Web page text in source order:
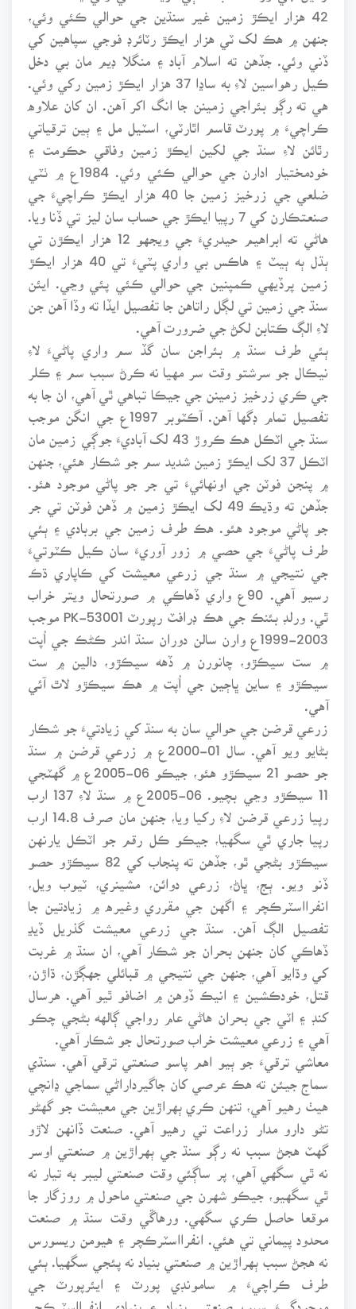
42 هزار ايڪڙ زمين غير سنڌين جي حوالي ڪئي وئي،
جنهن ۾ هڪ لک ٽي هزار ايڪڙ رٽائرڊ فوجي سپاهين کي
ڏني وئي. جڏهن ته اسلام آباد ۽ منگلا ڊيم مان بي دخل
ڪيل رهواسين لاءِ به ساڍا 37 هزار ايڪڙ زمين رکي وئي.
هي ته رڳو بئراجي زمينن جا انگ اکر آهن. ان کان علاوه
ڪراچيءَ ۾ پورٽ قاسم اٿارٽي، اسٽيل مل ۽ ٻين ترقياتي
رٿائن لاءِ سنڌ جي لکين ايڪڙ زمين وفاقي حڪومت ۽
ضلعي جي زرخيز زمين جا 40 هزار ايڪڙ ڪراچيءَ جي
صنعتڪارن کي 7 رپيا ايڪڙ جي حساب سان ليز تي ڏنا ويا.
هاڻي ته ابراهيم حيدريءَ جي ويجهو 12 هزار ايڪڙن تي
ٻڌل ٻه ٻيٽ ۽ هاڪس بي واري پٽيءَ تي 40 هزار ايڪڙ
زمين پرڏيهي ڪمپنين جي حوالي ڪئي پئي وڃي. ايئن
سنڌ جي زمين تي لڳل راتاهن جا تفصيل ايڏا ته وڏا آهن جن
لاءِ الڳ ڪتابن لکڻ جي ضرورت آهي.
ٻئي طرف سنڌ ۾ بئراجن سان گڏ سم واري پاڻيءَ لاءِ
نيڪال جو سرشتو وقت سر مهيا نه ڪرڻ سبب سم ۽ ڪلر
جي ڪري زرخيز زمينن جي جيڪا تباهي ٿي آهي، ان جا به
تفصيل تمام ڊگها آهن. آڪٽوبر 1997ع جي انگن موجب
سنڌ جي اٽڪل هڪ ڪروڙ 43 لک آباديءَ جوڳي زمين مان
اٽڪل 37 لک ايڪڙ زمين شديد سم جو شڪار هئي، جنهن
۾ پنجن فوٽن جي اونهائيءَ تي جر جو پاڻي موجود هئو.
جڏهن ته وڌيڪ 49 لک ايڪڙ زمين ۾ ڏهن فوٽن تي جر
جو پاڻي موجود هئو. هڪ طرف زمين جي بربادي ۽ ٻئي
طرف پاڻيءَ جي حصي ۾ زور آوريءَ سان ڪيل ڪٽوتيءَ
جي نتيجي ۾ سنڌ جي زرعي معيشت کي ڪاپاري ڌڪ
رسيو آهي. 90ع واري ڏهاڪي ۾ صورتحال ويتر خراب
2003-1999ع وارن سالن دوران سنڌ اندر ڪڻڪ جي اُپت
۾ ست سيڪڙو، چانورن ۾ ڏهه سيڪڙو، دالين ۾ ست
سيڪڙو ۽ ساين ڀاڄين جي اُپت ۾ هڪ سيڪڙو لاٿ آئي
آهي.
زرعي قرضن جي حوالي سان به سنڌ کي زيادتيءَ جو شڪار
بڻايو ويو آهي. سال 01-2000ع ۾ زرعي قرضن ۾ سنڌ
جو حصو 21 سيڪڙو هئو، جيڪو 06-2005ع ۾ گهٽجي
11 سيڪڙو وڃي بچيو. 06-2005ع ۾ سنڌ لاءِ 137 ارب
رپيا زرعي قرضن لاءِ رکيا ويا، جنهن مان صرف 14.8 ارب
رپيا جاري ٿي سگهيا، جيڪو ڪل رقم جو اٽڪل يارنهن
ڏنو ويو. ٻج، ڀاڻ، زرعي دوائن، مشينري، ٽيوب ويل،
انفرااسٽرڪچر ۽ اگهن جي مقرري وغيره ۾ زيادتين جا
تفصيل الڳ آهن. سنڌ جي زرعي معيشت گذريل ڏيڍ
ڏهاڪي کان جنهن بحران جو شڪار آهي، ان سنڌ ۾ غربت
کي وڌايو آهي، جنهن جي نتيجي ۾ قبائلي جهڳڙن، ڌاڙن،
قتل، خودڪشين ۽ انيڪ ڏوهن ۾ اضافو ٿيو آهي. هرسال
کنڊ ۽ اٽي جي بحران هاڻي عام رواجي ڳالهه بڻجي چڪو
آهي ۽ زرعي معيشت خراب صورتحال جو شڪار آهي.
معاشي ترقيءَ جو ٻيو اهم پاسو صنعتي ترقي آهي. سنڌي
سماج جيئن ته هڪ عرصي کان جاگيرداراڻي سماجي ڍانچي
هيٺ رهيو آهي، تنهن ڪري ٻهراڙين جي معيشت جو گهڻو
تڻو دارو مدار زراعت تي رهيو آهي. صنعت ڏانهن لاڙو
گهٽ هجڻ سبب نه رڳو سنڌ جي ٻهراڙين ۾ صنعتي اوسر
نه ٿي سگهي آهي، پر ساڳئي وقت صنعتي ليبر به تيار نه
ٿي سگهيو، جيڪو شهرن جي صنعتي ماحول ۾ روزگار جا
موقعا حاصل ڪري سگهي. ورهاڱي وقت سنڌ ۾ صنعت
محدود پيماني تي هئي. انفرااسٽرڪچر ۽ هيومن ريسورس
نه هجڻ سبب ٻهراڙين ۾ صنعتي بنياد نه پئجي سگهيا. ٻئي
طرف ڪراچيءَ ۾ سامونڊي پورٽ ۽ ايئرپورٽ جي
موجودگيءَ سبب صنعتي بنياد ۽ بنيادي انفرااسٽرڪچر